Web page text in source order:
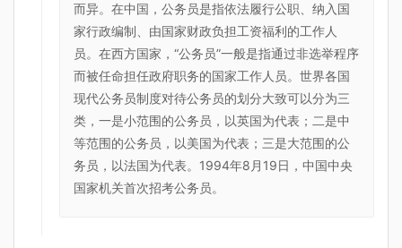
而异。在中国，公务员是指依法履行公职、纳入国
家行政编制、由国家财政负担工资福利的工作人
员。在西方国家，“公务员”一般是指通过非选举程序
而被任命担任政府职务的国家工作人员。世界各国
现代公务员制度对待公务员的划分大致可以分为三
类，一是小范围的公务员，以英国为代表；二是中
等范围的公务员，以美国为代表；三是大范围的公
务员，以法国为代表。1994年8月19日，中国中央
国家机关首次招考公务员。